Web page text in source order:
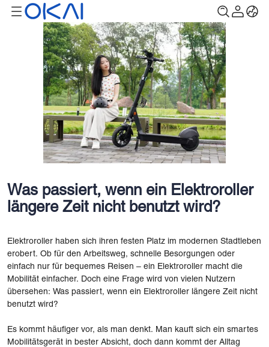
Was passiert, wenn ein Elektroroller
längere Zeit nicht benutzt wird?
Elektroroller haben sich ihren festen Platz im modernen Stadtleben
erobert. Ob für den Arbeitsweg, schnelle Besorgungen oder
einfach nur für bequemes Reisen – ein Elektroroller macht die
Mobilität einfacher. Doch eine Frage wird von vielen Nutzern
übersehen: Was passiert, wenn ein Elektroroller längere Zeit nicht
benutzt wird?
Es kommt häufiger vor, als man denkt. Man kauft sich ein smartes
Mobilitätsgerät in bester Absicht, doch dann kommt der Alltag